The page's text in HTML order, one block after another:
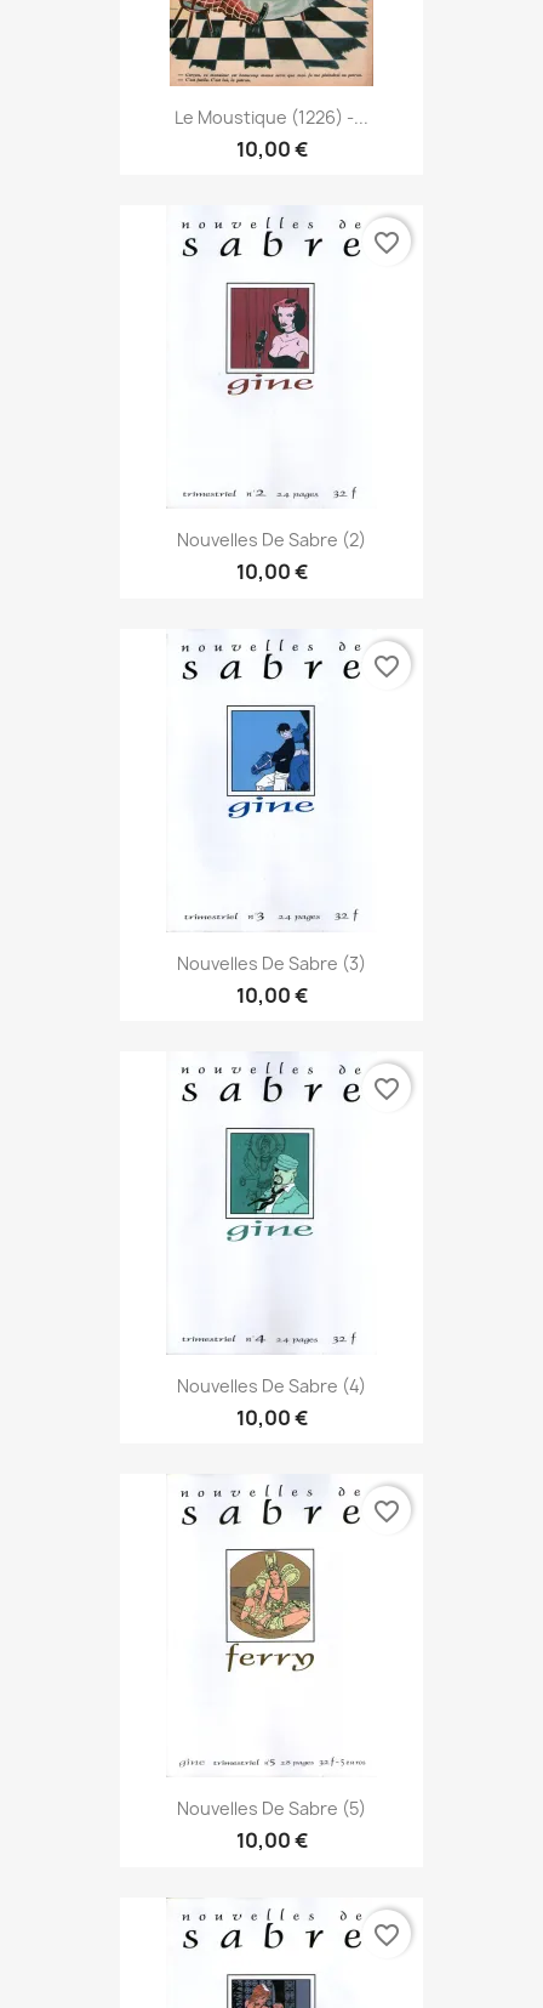
Le Moustique (1226) -...
10,00 €
Nouvelles De Sabre (2)
10,00 €
favorite_border
Nouvelles De Sabre (3)
10,00 €
favorite_border
Nouvelles De Sabre (4)
10,00 €
favorite_border
Nouvelles De Sabre (5)
10,00 €
favorite_border
favorite_border